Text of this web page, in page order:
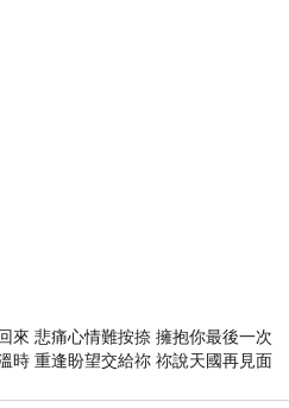
來 悲痛心情難按捺 擁抱你最後一次
時 重逢盼望交給祢 祢說天國再見面
離 他日靈魂再